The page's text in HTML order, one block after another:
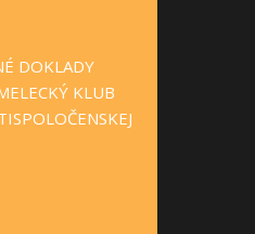
DOKLADY
KLUB